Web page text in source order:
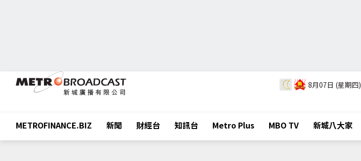
8月07日 (星期四)
METROFINANCE.BIZ 新聞 財經台 知訊台 Metro Plus MBO TV 新城八大家